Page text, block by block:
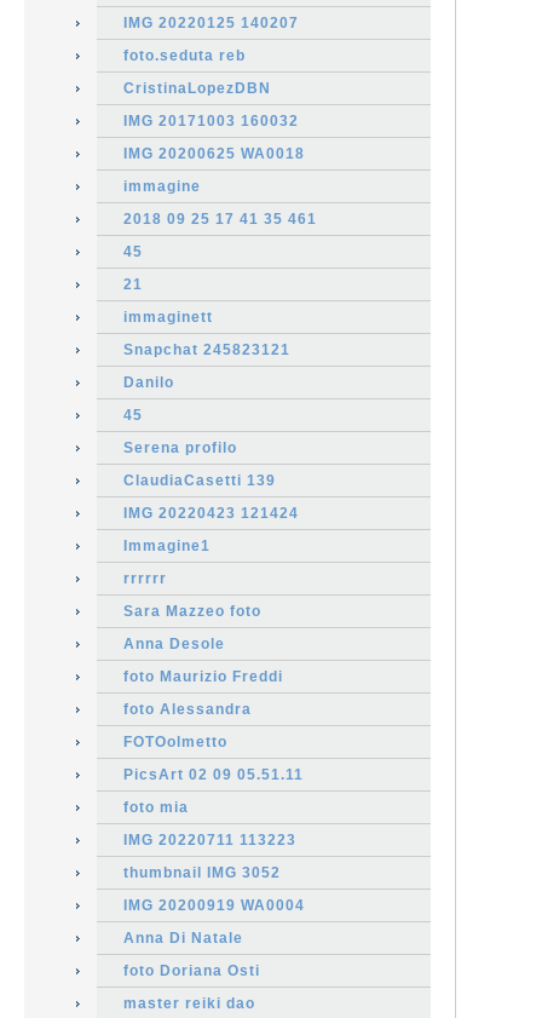
IMG 20220125 140207
foto.seduta reb
CristinaLopezDBN
IMG 20171003 160032
IMG 20200625 WA0018
immagine
2018 09 25 17 41 35 461
45
21
immaginett
Snapchat 245823121
Danilo
45
Serena profilo
ClaudiaCasetti 139
IMG 20220423 121424
Immagine1
rrrrrr
Sara Mazzeo foto
Anna Desole
foto Maurizio Freddi
foto Alessandra
FOTOolmetto
PicsArt 02 09 05.51.11
foto mia
IMG 20220711 113223
thumbnail IMG 3052
IMG 20200919 WA0004
Anna Di Natale
foto Doriana Osti
master reiki dao